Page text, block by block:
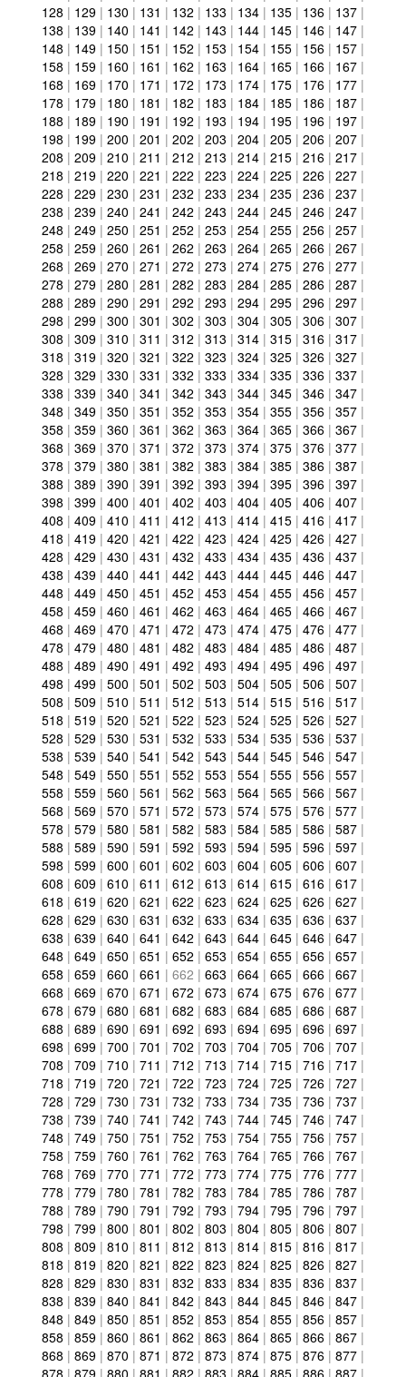
128 | 129 | 130 | 131 | 132 | 133 | 134 | 135 | 136 | 137 |
138 | 139 | 140 | 141 | 142 | 143 | 144 | 145 | 146 | 147 |
148 | 149 | 150 | 151 | 152 | 153 | 154 | 155 | 156 | 157 |
158 | 159 | 160 | 161 | 162 | 163 | 164 | 165 | 166 | 167 |
168 | 169 | 170 | 171 | 172 | 173 | 174 | 175 | 176 | 177 |
178 | 179 | 180 | 181 | 182 | 183 | 184 | 185 | 186 | 187 |
188 | 189 | 190 | 191 | 192 | 193 | 194 | 195 | 196 | 197 |
198 | 199 | 200 | 201 | 202 | 203 | 204 | 205 | 206 | 207 |
208 | 209 | 210 | 211 | 212 | 213 | 214 | 215 | 216 | 217 |
218 | 219 | 220 | 221 | 222 | 223 | 224 | 225 | 226 | 227 |
228 | 229 | 230 | 231 | 232 | 233 | 234 | 235 | 236 | 237 |
238 | 239 | 240 | 241 | 242 | 243 | 244 | 245 | 246 | 247 |
248 | 249 | 250 | 251 | 252 | 253 | 254 | 255 | 256 | 257 |
258 | 259 | 260 | 261 | 262 | 263 | 264 | 265 | 266 | 267 |
268 | 269 | 270 | 271 | 272 | 273 | 274 | 275 | 276 | 277 |
278 | 279 | 280 | 281 | 282 | 283 | 284 | 285 | 286 | 287 |
288 | 289 | 290 | 291 | 292 | 293 | 294 | 295 | 296 | 297 |
298 | 299 | 300 | 301 | 302 | 303 | 304 | 305 | 306 | 307 |
308 | 309 | 310 | 311 | 312 | 313 | 314 | 315 | 316 | 317 |
318 | 319 | 320 | 321 | 322 | 323 | 324 | 325 | 326 | 327 |
328 | 329 | 330 | 331 | 332 | 333 | 334 | 335 | 336 | 337 |
338 | 339 | 340 | 341 | 342 | 343 | 344 | 345 | 346 | 347 |
348 | 349 | 350 | 351 | 352 | 353 | 354 | 355 | 356 | 357 |
358 | 359 | 360 | 361 | 362 | 363 | 364 | 365 | 366 | 367 |
368 | 369 | 370 | 371 | 372 | 373 | 374 | 375 | 376 | 377 |
378 | 379 | 380 | 381 | 382 | 383 | 384 | 385 | 386 | 387 |
388 | 389 | 390 | 391 | 392 | 393 | 394 | 395 | 396 | 397 |
398 | 399 | 400 | 401 | 402 | 403 | 404 | 405 | 406 | 407 |
408 | 409 | 410 | 411 | 412 | 413 | 414 | 415 | 416 | 417 |
418 | 419 | 420 | 421 | 422 | 423 | 424 | 425 | 426 | 427 |
428 | 429 | 430 | 431 | 432 | 433 | 434 | 435 | 436 | 437 |
438 | 439 | 440 | 441 | 442 | 443 | 444 | 445 | 446 | 447 |
448 | 449 | 450 | 451 | 452 | 453 | 454 | 455 | 456 | 457 |
458 | 459 | 460 | 461 | 462 | 463 | 464 | 465 | 466 | 467 |
468 | 469 | 470 | 471 | 472 | 473 | 474 | 475 | 476 | 477 |
478 | 479 | 480 | 481 | 482 | 483 | 484 | 485 | 486 | 487 |
488 | 489 | 490 | 491 | 492 | 493 | 494 | 495 | 496 | 497 |
498 | 499 | 500 | 501 | 502 | 503 | 504 | 505 | 506 | 507 |
508 | 509 | 510 | 511 | 512 | 513 | 514 | 515 | 516 | 517 |
518 | 519 | 520 | 521 | 522 | 523 | 524 | 525 | 526 | 527 |
528 | 529 | 530 | 531 | 532 | 533 | 534 | 535 | 536 | 537 |
538 | 539 | 540 | 541 | 542 | 543 | 544 | 545 | 546 | 547 |
548 | 549 | 550 | 551 | 552 | 553 | 554 | 555 | 556 | 557 |
558 | 559 | 560 | 561 | 562 | 563 | 564 | 565 | 566 | 567 |
568 | 569 | 570 | 571 | 572 | 573 | 574 | 575 | 576 | 577 |
578 | 579 | 580 | 581 | 582 | 583 | 584 | 585 | 586 | 587 |
588 | 589 | 590 | 591 | 592 | 593 | 594 | 595 | 596 | 597 |
598 | 599 | 600 | 601 | 602 | 603 | 604 | 605 | 606 | 607 |
608 | 609 | 610 | 611 | 612 | 613 | 614 | 615 | 616 | 617 |
618 | 619 | 620 | 621 | 622 | 623 | 624 | 625 | 626 | 627 |
628 | 629 | 630 | 631 | 632 | 633 | 634 | 635 | 636 | 637 |
638 | 639 | 640 | 641 | 642 | 643 | 644 | 645 | 646 | 647 |
648 | 649 | 650 | 651 | 652 | 653 | 654 | 655 | 656 | 657 |
658 | 659 | 660 | 661 | 662 | 663 | 664 | 665 | 666 | 667 |
668 | 669 | 670 | 671 | 672 | 673 | 674 | 675 | 676 | 677 |
678 | 679 | 680 | 681 | 682 | 683 | 684 | 685 | 686 | 687 |
688 | 689 | 690 | 691 | 692 | 693 | 694 | 695 | 696 | 697 |
698 | 699 | 700 | 701 | 702 | 703 | 704 | 705 | 706 | 707 |
708 | 709 | 710 | 711 | 712 | 713 | 714 | 715 | 716 | 717 |
718 | 719 | 720 | 721 | 722 | 723 | 724 | 725 | 726 | 727 |
728 | 729 | 730 | 731 | 732 | 733 | 734 | 735 | 736 | 737 |
738 | 739 | 740 | 741 | 742 | 743 | 744 | 745 | 746 | 747 |
748 | 749 | 750 | 751 | 752 | 753 | 754 | 755 | 756 | 757 |
758 | 759 | 760 | 761 | 762 | 763 | 764 | 765 | 766 | 767 |
768 | 769 | 770 | 771 | 772 | 773 | 774 | 775 | 776 | 777 |
778 | 779 | 780 | 781 | 782 | 783 | 784 | 785 | 786 | 787 |
788 | 789 | 790 | 791 | 792 | 793 | 794 | 795 | 796 | 797 |
798 | 799 | 800 | 801 | 802 | 803 | 804 | 805 | 806 | 807 |
808 | 809 | 810 | 811 | 812 | 813 | 814 | 815 | 816 | 817 |
818 | 819 | 820 | 821 | 822 | 823 | 824 | 825 | 826 | 827 |
828 | 829 | 830 | 831 | 832 | 833 | 834 | 835 | 836 | 837 |
838 | 839 | 840 | 841 | 842 | 843 | 844 | 845 | 846 | 847 |
848 | 849 | 850 | 851 | 852 | 853 | 854 | 855 | 856 | 857 |
858 | 859 | 860 | 861 | 862 | 863 | 864 | 865 | 866 | 867 |
868 | 869 | 870 | 871 | 872 | 873 | 874 | 875 | 876 | 877 |